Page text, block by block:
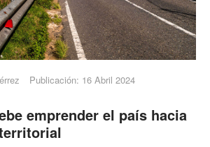
Publicación: 16 Abril 2024
emprender el país hacia